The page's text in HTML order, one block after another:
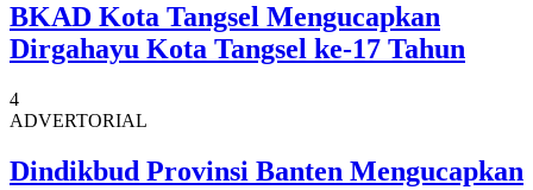
BKAD Kota Tangsel Mengucapkan
Dirgahayu Kota Tangsel ke-17 Tahun
4
ADVERTORIAL
Dindikbud Provinsi Banten Mengucapkan